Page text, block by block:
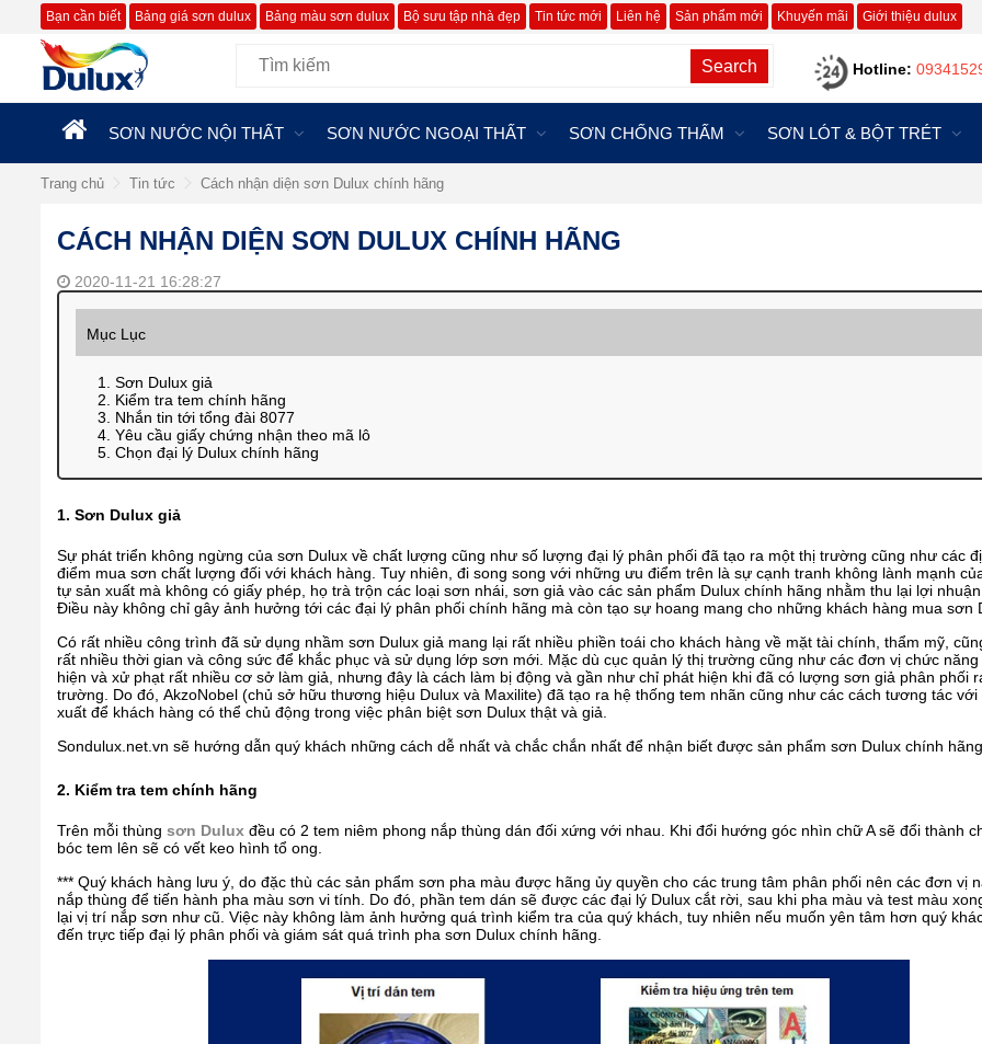
Bạn cần biết Bảng giá sơn dulux Bảng màu sơn dulux Bộ sưu tập nhà đẹp Tin tức mới Liên hệ Sản phẩm mới Khuyến mãi Giới thiệu dulux
Search Hotline:
SƠN NƯỚC NỘI THẤT SƠN NƯỚC NGOẠI THẤT SƠN CHỐNG THẤM SƠN LÓT & BỘT TRÉT
Trang chủ Tin tức Cách nhận diện sơn Dulux chính hãng
CÁCH NHẬN DIỆN SƠN DULUX CHÍNH HÃNG
2020-11-21 16:28:27
Mục Lục
1. Sơn Dulux giả
2. Kiểm tra tem chính hãng
3. Nhắn tin tới tổng đài 8077
4. Yêu cầu giấy chứng nhận theo mã lô
5. Chọn đại lý Dulux chính hãng
1. Sơn Dulux giả
Sự phát triển không ngừng của sơn Dulux về chất lượng cũng như số lượng đại lý phân phối đã tạo ra một thị trường cũng như các
điểm mua sơn chất lượng đối với khách hàng. Tuy nhiên, đi song song với những ưu điểm trên là sự cạnh tranh không lành mạnh
tự sản xuất mà không có giấy phép, họ trà trộn các loại sơn nhái, sơn giả vào các sản phẩm Dulux chính hãng nhằm thu lại lợi
Điều này không chỉ gây ảnh hưởng tới các đại lý phân phối chính hãng mà còn tạo sự hoang mang cho những khách hàng mua sơn
Có rất nhiều công trình đã sử dụng nhầm sơn Dulux giả mang lại rất nhiều phiền toái cho khách hàng về mặt tài chính, thẩm mỹ,
rất nhiều thời gian và công sức để khắc phục và sử dụng lớp sơn mới. Mặc dù cục quản lý thị trường cũng như các đơn vị chức
hiện và xử phạt rất nhiều cơ sở làm giả, nhưng đây là cách làm bị động và gần như chỉ phát hiện khi đã có lượng sơn giả phân phối
trường. Do đó, AkzoNobel (chủ sở hữu thương hiệu Dulux và Maxilite) đã tạo ra hệ thống tem nhãn cũng như các cách tương tác với
xuất để khách hàng có thể chủ động trong việc phân biệt sơn Dulux thật và giả.
Sondulux.net.vn sẽ hướng dẫn quý khách những cách dễ nhất và chắc chắn nhất để nhận biết được sản phẩm sơn Dulux chính
2. Kiểm tra tem chính hãng
Trên mỗi thùng sơn Dulux đều có 2 tem niêm phong nắp thùng dán đối xứng với nhau. Khi đổi hướng góc nhìn chữ A sẽ đổi thành
bóc tem lên sẽ có vết keo hình tổ ong.
*** Quý khách hàng lưu ý, do đặc thù các sản phẩm sơn pha màu được hãng ủy quyền cho các trung tâm phân phối nên các đơn vị
nắp thùng để tiến hành pha màu sơn vi tính. Do đó, phần tem dán sẽ được các đại lý Dulux cắt rời, sau khi pha màu và test màu
lại vị trí nắp sơn như cũ. Việc này không làm ảnh hưởng quá trình kiểm tra của quý khách, tuy nhiên nếu muốn yên tâm hơn quý
đến trực tiếp đại lý phân phối và giám sát quá trình pha sơn Dulux chính hãng.